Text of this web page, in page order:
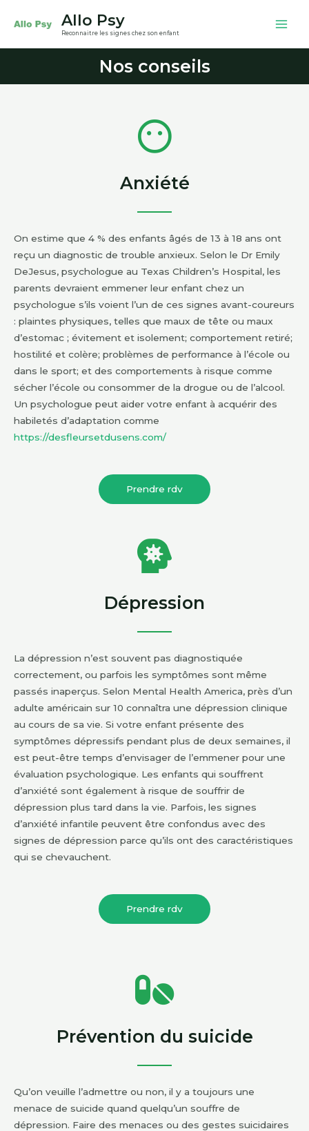
Allo Psy
Reconnaitre les signes chez son enfant
Nos conseils
Anxiété
On estime que 4 % des enfants âgés de 13 à 18 ans ont
reçu un diagnostic de trouble anxieux. Selon le Dr Emily
DeJesus, psychologue au Texas Children’s Hospital, les
parents devraient emmener leur enfant chez un
psychologue s’ils voient l’un de ces signes avant-coureurs
: plaintes physiques, telles que maux de tête ou maux
d’estomac ; évitement et isolement; comportement retiré;
hostilité et colère; problèmes de performance à l’école ou
dans le sport; et des comportements à risque comme
sécher l’école ou consommer de la drogue ou de l’alcool.
Un psychologue peut aider votre enfant à acquérir des
habiletés d’adaptation comme
https://desfleursetdusens.com/
Prendre rdv
Dépression​
La dépression n’est souvent pas diagnostiquée
correctement, ou parfois les symptômes sont même
passés inaperçus. Selon Mental Health America, près d’un
adulte américain sur 10 connaîtra une dépression clinique
au cours de sa vie. Si votre enfant présente des
symptômes dépressifs pendant plus de deux semaines, il
est peut-être temps d’envisager de l’emmener pour une
évaluation psychologique. Les enfants qui souffrent
d’anxiété sont également à risque de souffrir de
dépression plus tard dans la vie. Parfois, les signes
d’anxiété infantile peuvent être confondus avec des
signes de dépression parce qu’ils ont des caractéristiques
qui se chevauchent.
Prendre rdv
Prévention du suicide
Qu’on veuille l’admettre ou non, il y a toujours une
menace de suicide quand quelqu’un souffre de
dépression. Faire des menaces ou des gestes suicidaires